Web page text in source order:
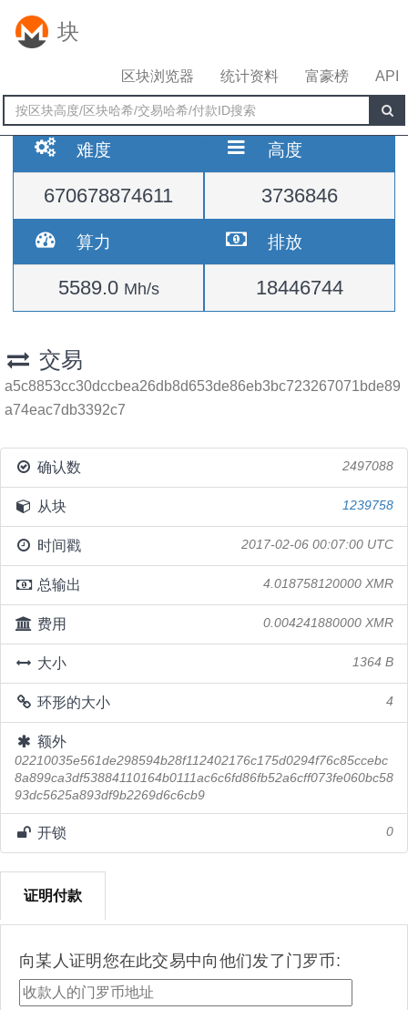
块
区块浏览器 统计资料 富豪榜 API
难度
670678874611
高度
3736846
算力
5589.0 Mh/s
排放
18446744
交易
a5c8853cc30dccbea26db8d653de86eb3bc723267071bde89
a74eac7db3392c7
确认数 2497088
从块 1239758
时间戳 2017-02-06 00:07:00 UTC
总输出 4.018758120000 XMR
费用 0.004241880000 XMR
大小 1364 B
环形的大小 4
额外
02210035e561de298594b28f112402176c175d0294f76c85ccebc
8a899ca3df53884110164b0111ac6c6fd86fb52a6cff073fe060bc58
93dc5625a893df9b2269d6c6cb9
开锁 0
证明付款
向某人证明您在此交易中向他们发了门罗币: